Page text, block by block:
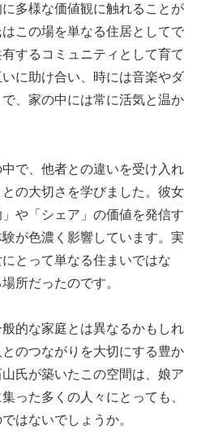
多様な価値観に触れることが
この場を単なる住居としてで
するコミュニティとして育て
に助け合い、時には音楽やダ
、家の中には常に活気と温か
で、他者との違いを受け入れ
の大切さを学びました。彼女
や「シェア」の価値を発信す
が色濃く影響しています。実
とって単なる住まいではな
所だったのです。
的な家庭とは異なるかもしれ
のつながりを大切にする豊か
氏が築いたこの空間は、娘ア
った多くの人々にとっても、
はないでしょうか。